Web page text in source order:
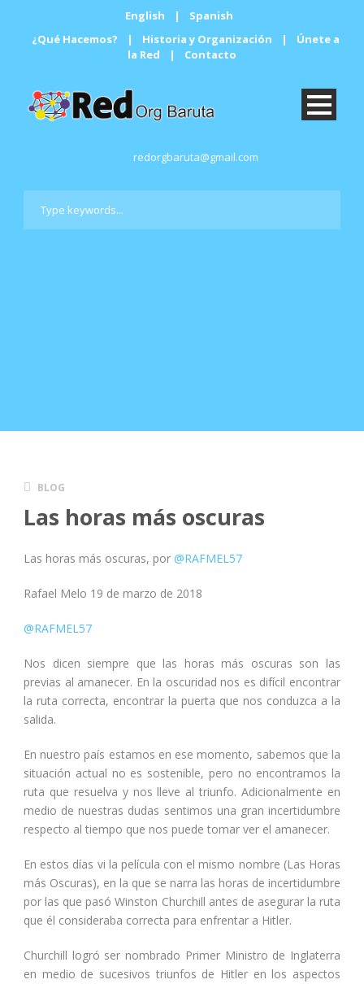
English |
Spanish
¿Qué Hacemos?
| Historia y Organización |
Únete a
la Red
| Contacto
redorgbaruta@gmail.com
BLOG
Las horas más oscuras
Las horas más oscuras, por @RAFMEL57
Rafael Melo 19 de marzo de 2018
@RAFMEL57
Nos dicen siempre que las horas más oscuras son las
previas al amanecer. En la oscuridad nos es difícil encontrar
la ruta correcta, encontrar la puerta que nos conduzca a la
salida.
En nuestro país estamos en ese momento, sabemos que la
situación actual no es sostenible, pero no encontramos la
ruta que resuelva y nos lleve al triunfo. Adicionalmente en
medio de nuestras dudas sentimos una gran incertidumbre
respecto al tiempo que nos puede tomar ver el amanecer.
En estos días vi la película con el mismo nombre (Las Horas
más Oscuras), en la que se narra las horas de incertidumbre
por las que pasó Winston Churchill antes de asegurar la ruta
que él consideraba correcta para enfrentar a Hitler.
Churchill logró ser nombrado Primer Ministro de Inglaterra
en medio de sucesivos triunfos de Hitler en los aspectos